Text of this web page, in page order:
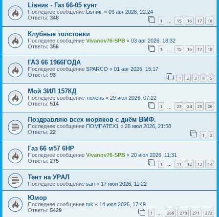
Lisник - Газ 66-05 кунг
Последнее сообщение Lisник. « 03 авг 2026, 22:24
Ответы: 348 1 15 16 17 18
Клубные толстовки
Последнее сообщение Vivanov76-SPB « 03 авг 2026, 18:32
Ответы: 356 1 15 16 17 18
ГАЗ 66 1966ГОДА
Последнее сообщение SPARCO « 01 авг 2026, 15:17
Ответы: 93 1 2 3 4 5
Мой ЗИЛ 157КД
Последнее сообщение тюлень « 29 июл 2026, 07:22
Ответы: 514 1 23 24 25 26
Поздравляю всех моряков с днём ВМФ.
Последнее сообщение ПОМПАТЕХ1 « 26 июл 2026, 21:58
Ответы: 22 1 2
Газ 66 м57 6HP
Последнее сообщение Vivanov76-SPB « 20 июл 2026, 11:31
Ответы: 275 1 … 11 12 13 14
Тент на УРАЛ
Последнее сообщение san « 17 июл 2026, 11:22
Юмор
Последнее сообщение tuk « 14 июл 2026, 17:49
Ответы: 5429 1 269 270 271 272